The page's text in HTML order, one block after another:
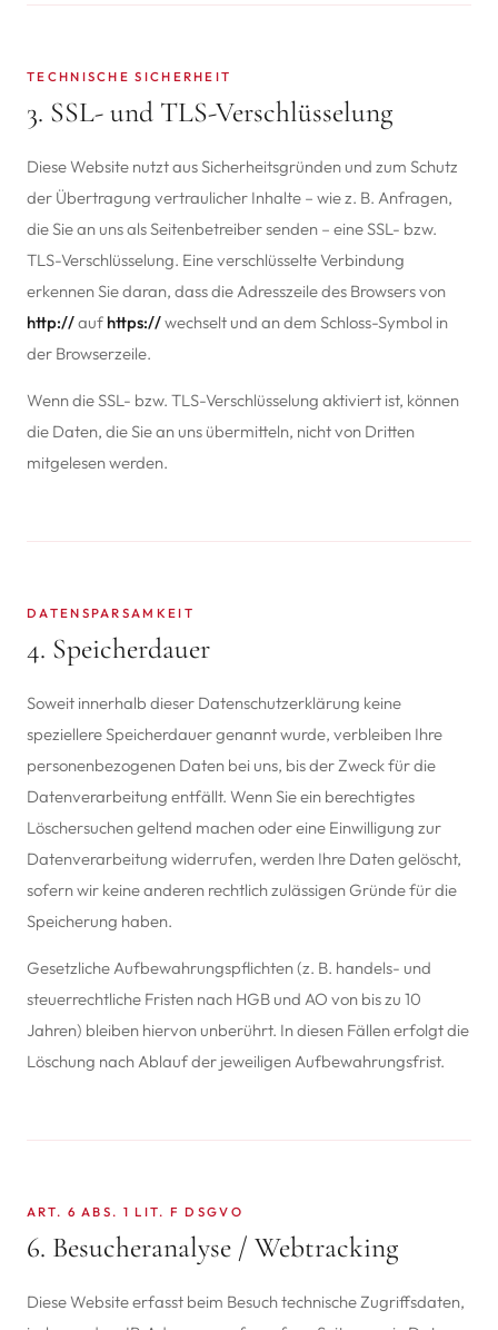
TECHNISCHE SICHERHEIT
3. SSL- und TLS-Verschlüsselung
Diese Website nutzt aus Sicherheitsgründen und zum Schutz
der Übertragung vertraulicher Inhalte – wie z. B. Anfragen,
die Sie an uns als Seitenbetreiber senden – eine SSL- bzw.
TLS-Verschlüsselung. Eine verschlüsselte Verbindung
erkennen Sie daran, dass die Adresszeile des Browsers von
http://auf https://wechselt und an dem Schloss-Symbol in
der Browserzeile.
Wenn die SSL- bzw. TLS-Verschlüsselung aktiviert ist, können
die Daten, die Sie an uns übermitteln, nicht von Dritten
mitgelesen werden.
DATENSPARSAMKEIT
4. Speicherdauer
Soweit innerhalb dieser Datenschutzerklärung keine
speziellere Speicherdauer genannt wurde, verbleiben Ihre
personenbezogenen Daten bei uns, bis der Zweck für die
Datenverarbeitung entfällt. Wenn Sie ein berechtigtes
Löschersuchen geltend machen oder eine Einwilligung zur
Datenverarbeitung widerrufen, werden Ihre Daten gelöscht,
sofern wir keine anderen rechtlich zulässigen Gründe für die
Speicherung haben.
Gesetzliche Aufbewahrungspflichten (z. B. handels- und
steuerrechtliche Fristen nach HGB und AO von bis zu 10
Jahren) bleiben hiervon unberührt. In diesen Fällen erfolgt die
Löschung nach Ablauf der jeweiligen Aufbewahrungsfrist.
ART. 6 ABS. 1 LIT. F DSGVO
6. Besucheranalyse / Webtracking
Diese Website erfasst beim Besuch technische Zugriffsdaten,